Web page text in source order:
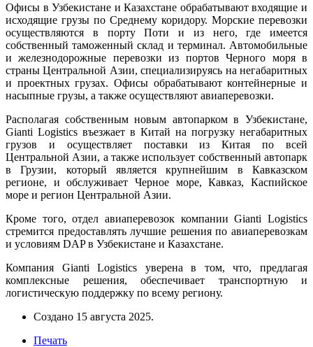
Офисы в Узбекистане и Казахстане обрабатывают входящие и
исходящие грузы по Среднему коридору. Морские перевозки
осуществляются в порту Поти и из него, где имеется
собственный таможенный склад и терминал. Автомобильные
и железнодорожные перевозки из портов Черного моря в
страны Центральной Азии, специализируясь на негабаритных
и проектных грузах. Офисы обрабатывают контейнерные и
насыпные грузы, а также осуществляют авиаперевозки.
Располагая собственным новым автопарком в Узбекистане,
Gianti Logistics въезжает в Китай на погрузку негабаритных
грузов и осуществляет поставки из Китая по всей
Центральной Азии, а также использует собственный автопарк
в Грузии, который является крупнейшим в Кавказском
регионе, и обслуживает Черное море, Кавказ, Каспийское
море и регион Центральной Азии.
Кроме того, отдел авиаперевозок компании Gianti Logistics
стремится предоставлять лучшие решения по авиаперевозкам
и условиям DAP в Узбекистане и Казахстане.
Компания Gianti Logistics уверена в том, что, предлагая
комплексные решения, обеспечивает транспортную и
логистическую поддержку по всему региону.
Создано 15 августа 2025.
Печать